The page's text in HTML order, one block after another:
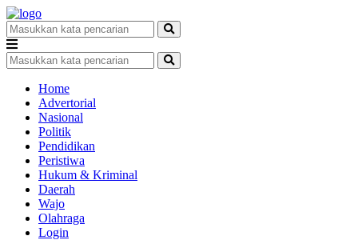
Home
Advertorial
Nasional
Politik
Pendidikan
Peristiwa
Hukum & Kriminal
Daerah
Wajo
Olahraga
Login